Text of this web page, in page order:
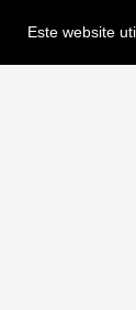
Este website